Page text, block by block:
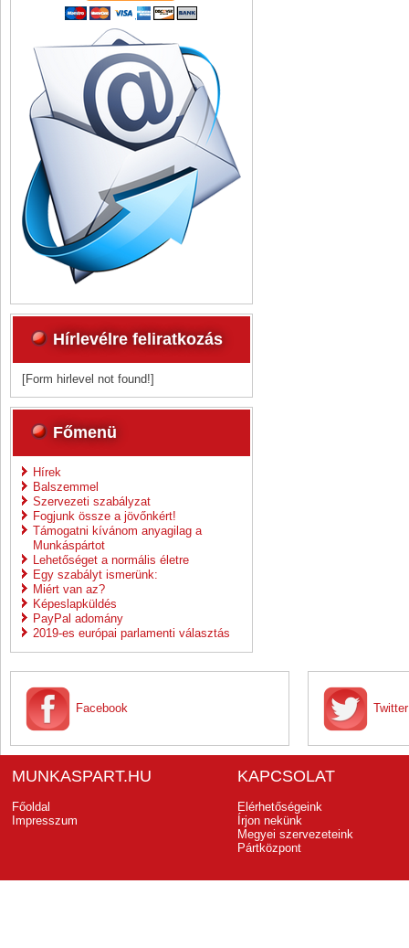
Hírlevélre feliratkozás
[Form hirlevel not found!]
Főmenü
Hírek
Balszemmel
Szervezeti szabályzat
Fogjunk össze a jövőnkért!
Támogatni kívánom anyagilag a
Munkáspártot
Lehetőséget a normális életre
Egy szabályt ismerünk:
Miért van az?
Képeslapküldés
PayPal adomány
2019-es európai parlamenti választás
Facebook Twitter
MUNKASPART.HU
Főoldal
Impresszum
KAPCSOLAT
Elérhetőségeink
Írjon nekünk
Megyei szervezeteink
Pártközpont